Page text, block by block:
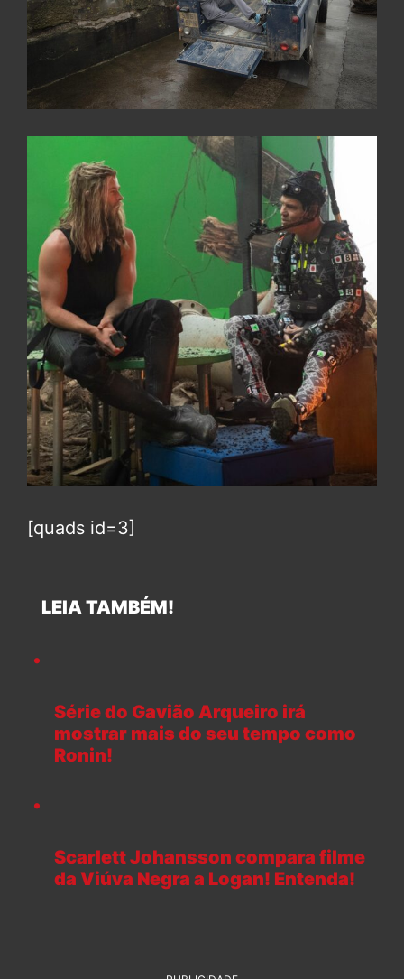
[quads id=3]
LEIA TAMBÉM!
Série do Gavião Arqueiro irá
mostrar mais do seu tempo como
Ronin!
Scarlett Johansson compara filme
da Viúva Negra a Logan! Entenda!